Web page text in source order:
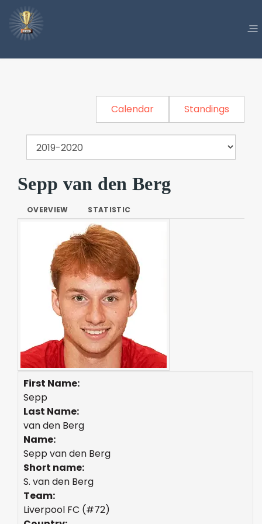
Calendar Standings
Sepp van den Berg
OVERVIEW STATISTIC
First Name:
Sepp
Last Name:
van den Berg
Name:
Sepp van den Berg
Short name:
S. van den Berg
Team:
Liverpool FC (#72)